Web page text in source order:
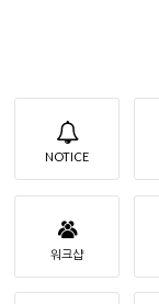
NOTICE
워크샵